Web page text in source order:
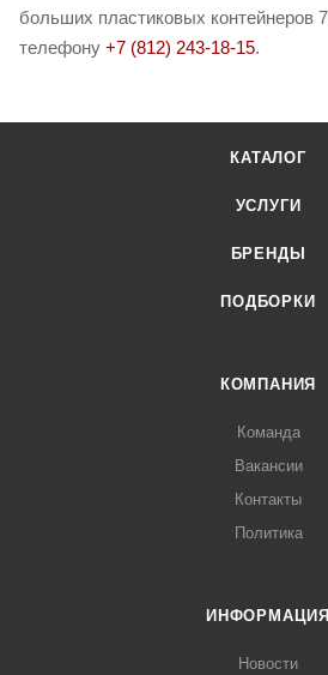
больших пластиковых контейнеров
телефону +7 (812) 243-18-15.
КАТАЛОГ
УСЛУГИ
БРЕНДЫ
ПОДБОРКИ
КОМПАНИЯ
Команда
Вакансии
Контакты
Политика
ИНФОРМАЦИЯ
Новости